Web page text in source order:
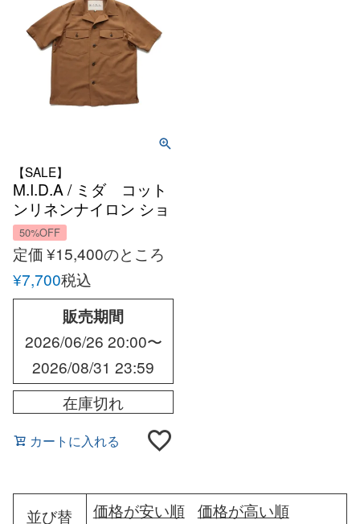
【SALE】
M.I.D.A / ミダ コット
ンリネンナイロン ショ
ートスリーブ オーバー
シャツ 春夏 メンズ イ
タリア アメリカ CPO
MIDA
50%OFF
定価¥15,400のところ
¥7,700税込
販売期間
2026/06/26 20:00〜
2026/08/31 23:59
在庫切れ
カートに入れる
並び替 価格が安い順 価格が高い順